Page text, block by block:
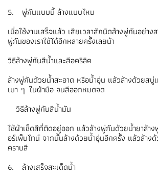
5. พู่กันแบบนี้ ล้างแบบไหน
เมื่อใช้งานเสร็จแล้ว เสียเวลาสักนิดล้างพู่กันอย่า
พู่กันของเราใช้ได้อีกหลายครั้งเลยน้า
วิธีล้างพู่กันสีน้ำและสีอคริลิค
ล้างพู่กันด้วยน้ำสะอาด หรือน้ำอุ่น แล้วล้างด้วยสบู่
เบา ๆ ในฝ่ามือ จนสีออกหมดจด
วิธีล้างพู่กันสีน้ำมัน
ใช้ผ้าเช็ดสีที่ติดอยู่ออก แล้วล้างพู่กันด้วยน้ำยาล้า
อร์เพ็นไทน์ จากนั้นล้างด้วยน้ำอุ่นอีกครั้ง แล้วล้าง
คราบสี
6. ล้างเสร็จสะเด็ดน้ำ